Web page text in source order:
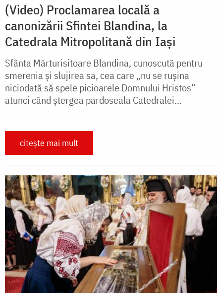
(Video) Proclamarea locală a
canonizării Sfintei Blandina, la
Catedrala Mitropolitană din Iași
Sfânta Mărturisitoare Blandina, cunoscută pentru
smerenia și slujirea sa, cea care „nu se rușina
niciodată să spele picioarele Domnului Hristos”
atunci când ștergea pardoseala Catedralei...
citește mai mult